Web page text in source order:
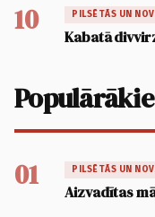
10 PILSĒTĀS UN
Kabatā
Populārākie
01 PILSĒTĀS UN
Aizvadītas